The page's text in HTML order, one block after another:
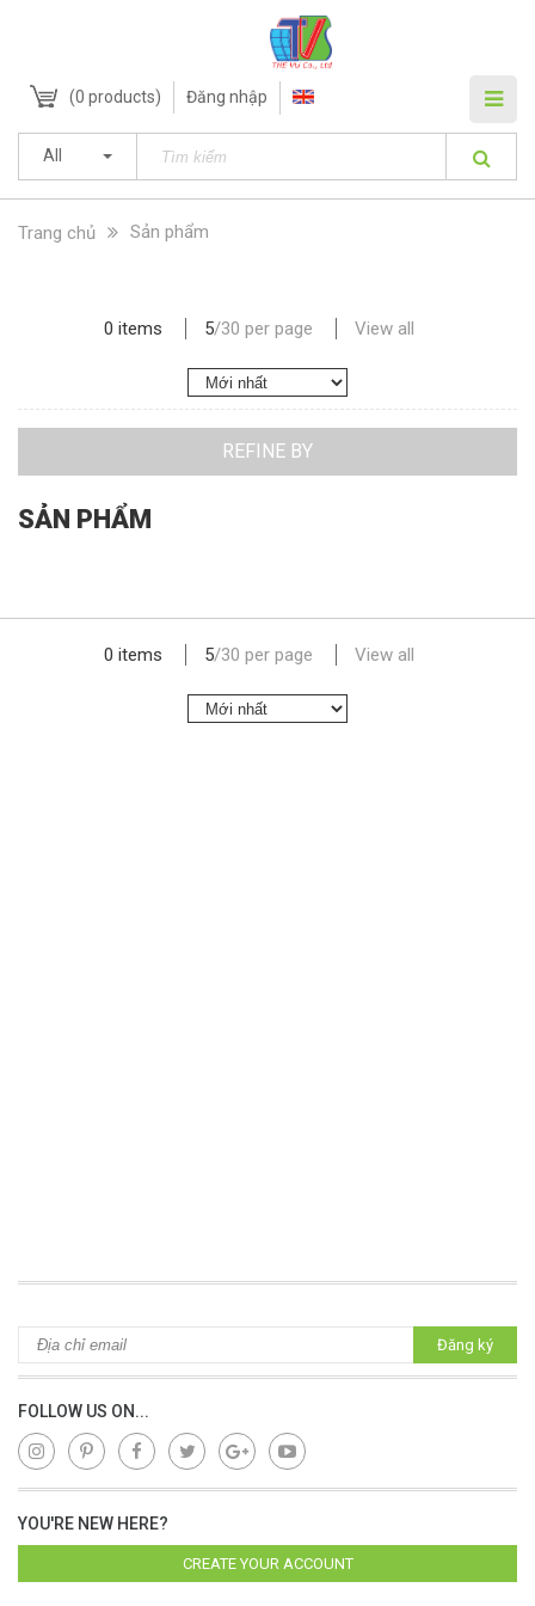
(0 products) Đăng nhập
All
Trang chủ Sản phẩm
REFINE BY
0 items 5/30 per page View all
SẢN PHẨM
0 items 5/30 per page View all
Đăng ký
FOLLOW US ON...
YOU'RE NEW HERE?
CREATE YOUR ACCOUNT